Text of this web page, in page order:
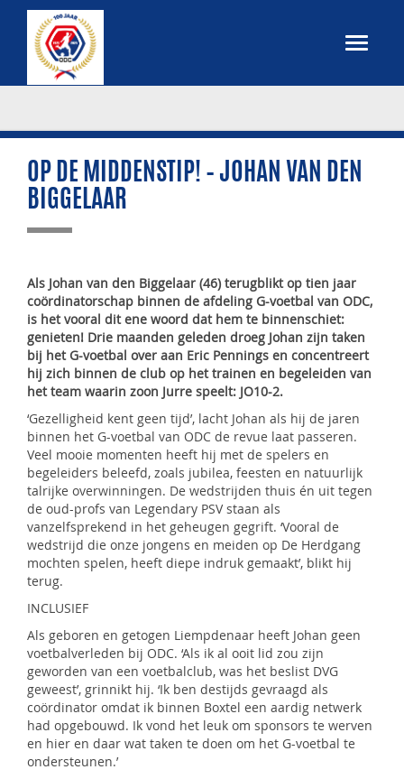
OP DE MIDDENSTIP! – JOHAN VAN DEN
BIGGELAAR
Als Johan van den Biggelaar (46) terugblikt op tien jaar
coördinatorschap binnen de afdeling G-voetbal van ODC,
is het vooral dit ene woord dat hem te binnenschiet:
genieten! Drie maanden geleden droeg Johan zijn taken
bij het G-voetbal over aan Eric Pennings en concentreert
hij zich binnen de club op het trainen en begeleiden van
het team waarin zoon Jurre speelt: JO10-2.
‘Gezelligheid kent geen tijd’, lacht Johan als hij de jaren
binnen het G-voetbal van ODC de revue laat passeren.
Veel mooie momenten heeft hij met de spelers en
begeleiders beleefd, zoals jubilea, feesten en natuurlijk
talrijke overwinningen. De wedstrijden thuis én uit tegen
de oud-profs van Legendary PSV staan als
vanzelfsprekend in het geheugen gegrift. ‘Vooral de
wedstrijd die onze jongens en meiden op De Herdgang
mochten spelen, heeft diepe indruk gemaakt’, blikt hij
terug.
INCLUSIEF
Als geboren en getogen Liempdenaar heeft Johan geen
voetbalverleden bij ODC. ‘Als ik al ooit lid zou zijn
geworden van een voetbalclub, was het beslist DVG
geweest’, grinnikt hij. ‘Ik ben destijds gevraagd als
coördinator omdat ik binnen Boxtel een aardig netwerk
had opgebouwd. Ik vond het leuk om sponsors te werven
en hier en daar wat taken te doen om het G-voetbal te
ondersteunen.’